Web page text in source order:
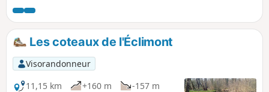
Les coteaux de l'Éclimont
Visorandonneur
11,15 km
+160 m
-157 m